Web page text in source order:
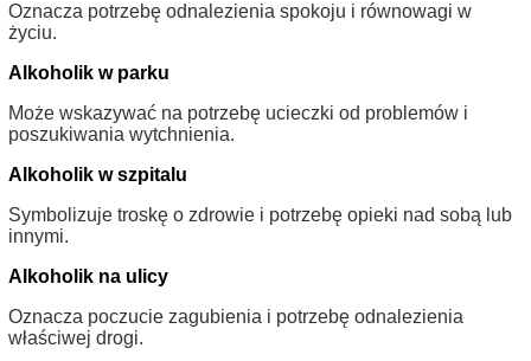
Oznacza potrzebę odnalezienia spokoju i równowagi w
życiu.
Alkoholik w parku
Może wskazywać na potrzebę ucieczki od problemów i
poszukiwania wytchnienia.
Alkoholik w szpitalu
Symbolizuje troskę o zdrowie i potrzebę opieki nad sobą lub
innymi.
Alkoholik na ulicy
Oznacza poczucie zagubienia i potrzebę odnalezienia
właściwej drogi.